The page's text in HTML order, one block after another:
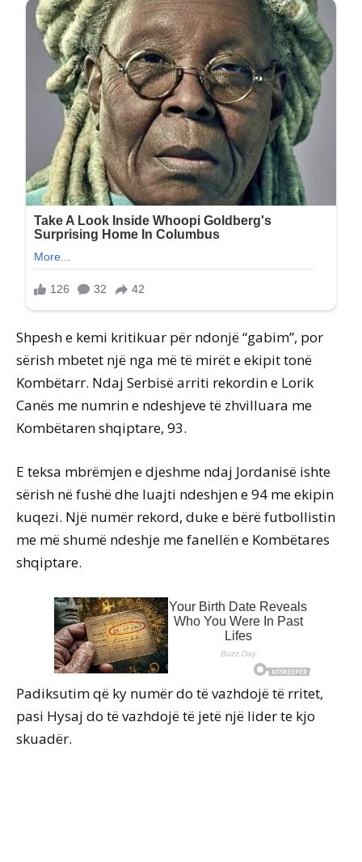
Shpesh e kemi kritikuar për ndonjë “gabim”, por
sërish mbetet një nga më të mirët e ekipit tonë
Kombëtarr. Ndaj Serbisë arriti rekordin e Lorik
Canës me numrin e ndeshjeve të zhvilluara me
Kombëtaren shqiptare, 93.
E teksa mbrëmjen e djeshme ndaj Jordanisë ishte
sërish në fushë dhe luajti ndeshjen e 94 me ekipin
kuqezi. Një numër rekord, duke e bërë futbollistin
me më shumë ndeshje me fanellën e Kombëtares
shqiptare.
Padiksutim që ky numër do të vazhdojë të rritet,
pasi Hysaj do të vazhdojë të jetë një lider te kjo
skuadër.